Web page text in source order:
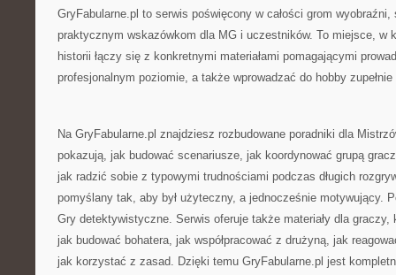
GryFabularne.pl to serwis poświęcony w całości grom
praktycznym wskazówkom dla MG i uczestników. To miejsce, w
historii łączy się z konkretnymi materiałami pomagającymi
profesjonalnym poziomie, a także wprowadzać do hobby
Na GryFabularne.pl znajdziesz rozbudowane poradniki dla
pokazują, jak budować scenariusze, jak koordynować grupą
jak radzić sobie z typowymi trudnościami podczas długich
pomyślany tak, aby był użyteczny, a jednocześnie motywujący.
Gry detektywistyczne. Serwis oferuje także materiały dla
jak budować bohatera, jak współpracować z drużyną, jak
jak korzystać z zasad. Dzięki temu GryFabularne.pl jest